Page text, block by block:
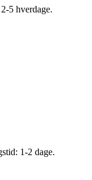
5 hverdage.
1-2 dage.